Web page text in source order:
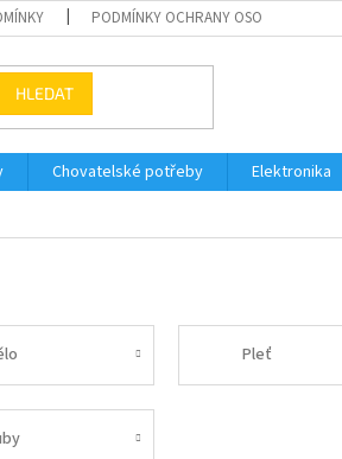
PODMÍNKY OCHRANY OSOBNÍCH ÚDAJŮ
HLEDAT
Chovatelské potřeby Elektronika
Pleť